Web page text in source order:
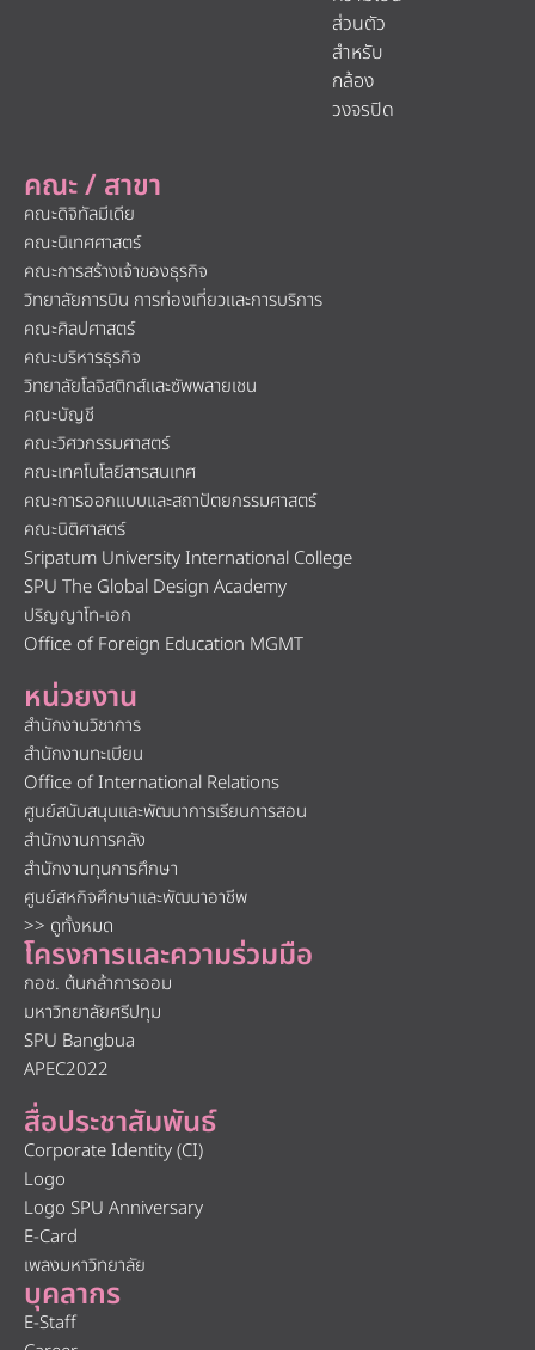
คณะ / สาขา
คณะดิจิทัลมีเดีย
คณะนิเทศศาสตร์
คณะการสร้างเจ้าของธุรกิจ
วิทยาลัยการบิน การท่องเที่ยวและการบริการ
คณะศิลปศาสตร์
คณะบริหารธุรกิจ
วิทยาลัยโลจิสติกส์และซัพพลายเชน
คณะบัญชี
คณะวิศวกรรมศาสตร์
คณะเทคโนโลยีสารสนเทศ
คณะการออกแบบและสถาปัตยกรรมศาสตร์
คณะนิติศาสตร์
Sripatum University International College
SPU The Global Design Academy
ปริญญาโท-เอก
Office of Foreign Education MGMT
หน่วยงาน
สำนักงานวิชาการ
สำนักงานทะเบียน
Office of International Relations
ศูนย์สนับสนุนและพัฒนาการเรียนการสอน
สำนักงานการคลัง
สำนักงานทุนการศึกษา
ศูนย์สหกิจศึกษาและพัฒนาอาชีพ
>> ดูทั้งหมด
โครงการและความร่วมมือ
กอช. ต้นกล้าการออม
มหาวิทยาลัยศรีปทุม
SPU Bangbua
APEC2022
สื่อประชาสัมพันธ์
Corporate Identity (CI)
Logo
Logo SPU Anniversary
E-Card
เพลงมหาวิทยาลัย
บุคลากร
E-Staff
ส่วนตัว
สำหรับ
กล้อง
วงจรปิด